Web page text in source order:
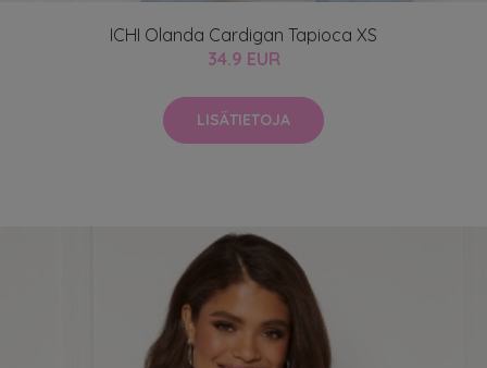
ICHI Olanda Cardigan Tapioca XS
34.9 EUR
LISÄTIETOJA